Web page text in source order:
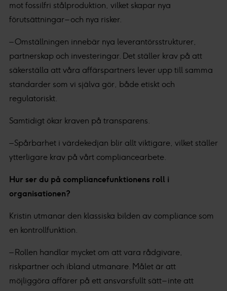
mot fossilfri stålproduktion, vilket skapar nya
förutsättningar – och nya risker.
– Omställningen innebär nya leverantörsstrukturer,
partnerskap och investeringar. Det ställer krav på att
säkerställa att våra affärspartners lever upp till samma
standarder som vi själva gör, både etiskt och
regulatoriskt.
Samtidigt ökar kraven på transparens.
– Spårbarhet i värdekedjan blir allt viktigare, vilket ställer
ytterligare krav på vårt compliancearbete.
Hur ser du på compliancefunktionens roll i
organisationen?
Kristin utmanar den klassiska bilden av compliance som
en kontrollfunktion.
– Rollen handlar mycket om att vara rådgivare,
riskpartner och ibland utmanare. Målet är att
möjliggöra affärer på ett ansvarsfullt sätt – inte att